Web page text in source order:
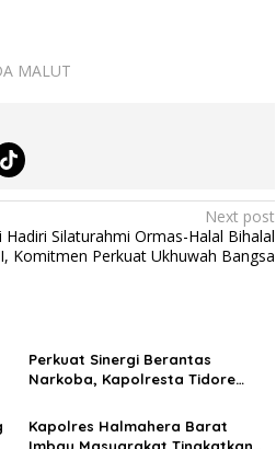
MALUT
Next post
Hadiri Silaturahmi Ormas-Halal Bihalal
Komitmen Perkuat Ukhuwah Bangsa
Perkuat Sinergi Berantas
Narkoba, Kapolresta Tidore
Kepala BNN Provinsi Maluku
Utara
Kapolres Halmahera Barat